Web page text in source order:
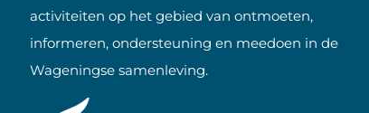
activiteiten op het gebied van ontmoeten,
informeren, ondersteuning en meedoen in de
Wageningse samenleving.